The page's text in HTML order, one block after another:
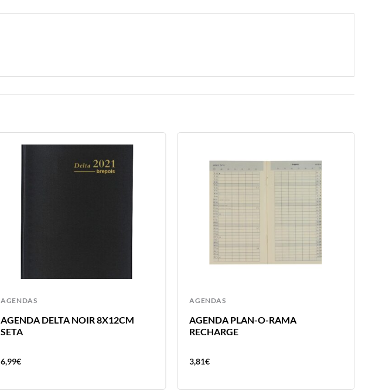
AGENDAS
AGENDA DELTA NOIR 8X12CM
SETA
6,99€
AGENDAS
AGENDA PLAN-O-RAMA
RECHARGE
3,81€